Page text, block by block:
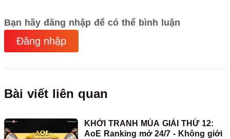
Bạn hãy đăng nhập để có thể bình luận
Đăng nhập
Bài viết liên quan
KHỞI TRANH MÙA GIẢI THỨ 12:
AoE Ranking mở 24/7 - Không giới